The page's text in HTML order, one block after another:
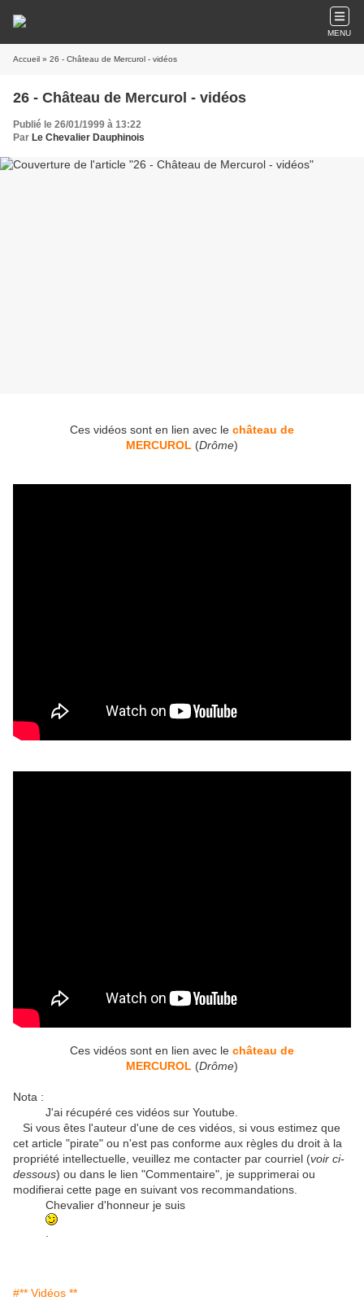
MENU
Accueil » 26 - Château de Mercurol - vidéos
26 - Château de Mercurol - vidéos
Publié le 26/01/1999 à 13:22
Par Le Chevalier Dauphinois
Ces vidéos sont en lien avec le château de
MERCUROL (Drôme)
Ces vidéos sont en lien avec le château de
MERCUROL (Drôme)
Nota :
J'ai récupéré ces vidéos sur Youtube.
Si vous êtes l'auteur d'une de ces vidéos, si vous estimez que
cet article "pirate" ou n'est pas conforme aux règles du droit à la
propriété intellectuelle, veuillez me contacter par courriel (voir ci-
dessous) ou dans le lien "Commentaire", je supprimerai ou
modifierai cette page en suivant vos recommandations.
Chevalier d'honneur je suis
#** Vidéos **